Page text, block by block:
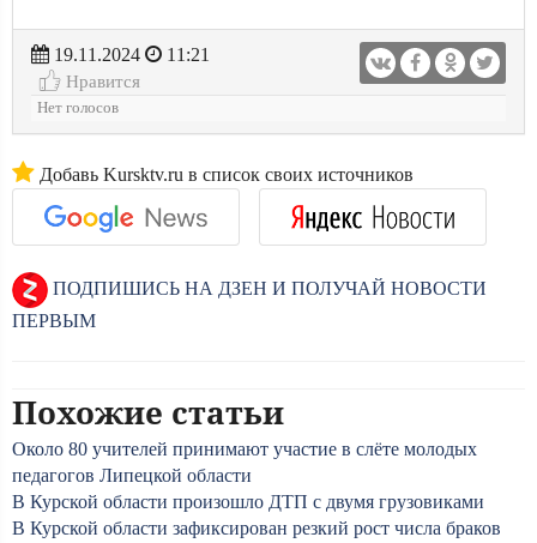
19.11.2024
11:21
Нравится
Нет голосов
Добавь Kursktv.ru в список своих источников
ПОДПИШИСЬ НА ДЗЕН И ПОЛУЧАЙ НОВОСТИ
ПЕРВЫМ
Похожие статьи
Около 80 учителей принимают участие в слёте молодых
педагогов Липецкой области
В Курской области произошло ДТП с двумя грузовиками
В Курской области зафиксирован резкий рост числа браков